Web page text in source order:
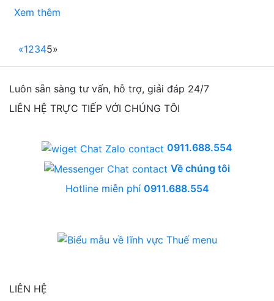
Xem thêm
«12345»
Luôn sẵn sàng tư vấn, hỗ trợ, giải đáp 24/7
LIÊN HỆ TRỰC TIẾP VỚI CHÚNG TÔI
0911.688.554
Về chúng tôi
Hotline miễn phí 0911.688.554
LIÊN HỆ